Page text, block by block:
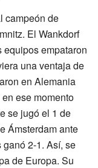
campeón de
El Wankdorf
empataron
una ventaja de
en Alemania
ese momento
se jugó el 1 de
Ámsterdam ante
2-1. Así, se
de Europa. Su